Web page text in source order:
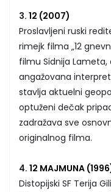
3. 12 (2007)
Proslavljeni ruski
rimejk filma „12
filmu Sidnija
angažovana
stavlja aktuelni
optuženi dečak
zadražava sve
originalnog filma.
4. 12 MAJMUNA
Distopijski SF Terija